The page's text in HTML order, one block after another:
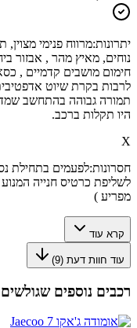
יתרונות:מרווח פנימי
נוחים, מאיץ מהר , אבזור
חימום מושבים קדמיים ,
לרבות בקרת שיוט
תמורה גבוהה בהתחשב
היו תקלות ברכב.
X
חסרונות:לפעמים בתחילת
לשליפת כרטיס חנייה
מפריע )
קרא עוד
עוד חוות דעת (9
)
רכבים נוספים